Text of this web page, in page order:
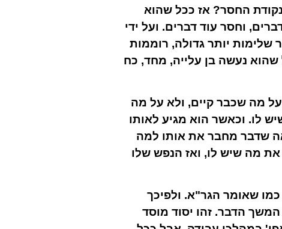
החסר? אז ככל שהוא
וחסר עוד דברים. ועל ידי
יותר גדולה, רוממות
שהוא נעשה בן עלייה, מחד, כח
על מה שכבר קיים, ולא על מה
לו. וכאשר הוא מגיע לאותו
שדבר מחבר את אותו למה
מה שיש לו, ואז הנפש שלו
כמו שאומר הגר"א. ולפיכך
הדבר. זהו יסוד מוסד